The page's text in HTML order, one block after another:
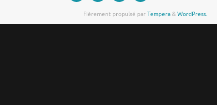
Fièrement propulsé parTempera&WordPress.